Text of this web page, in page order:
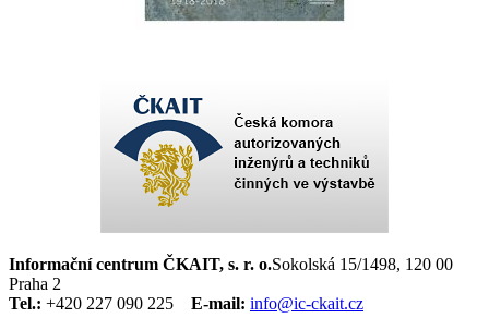
Informační centrum ČKAIT, s. r. o.Sokolská 15/1498, 120 00
Praha 2
Tel.: +420 227 090 225 E-mail: info@ic-ckait.cz